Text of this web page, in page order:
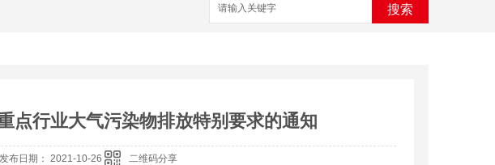
搜索
点行业大气污染物排放特别要求的通知
布日期： 2021-10-26 二维码分享